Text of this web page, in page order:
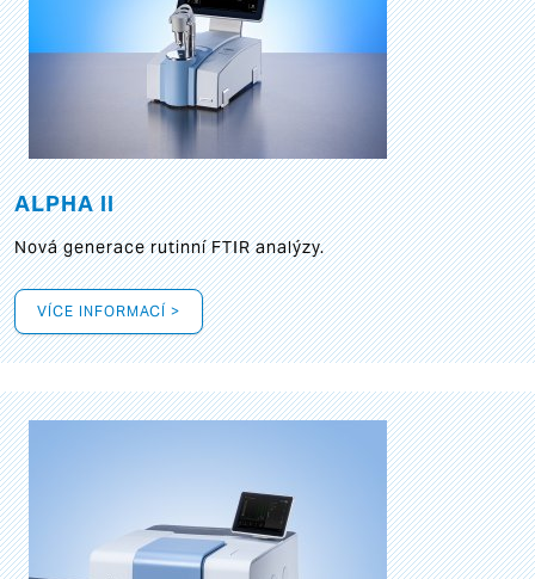
ALPHA II
Nová generace rutinní FTIR analýzy.
VÍCE INFORMACÍ >